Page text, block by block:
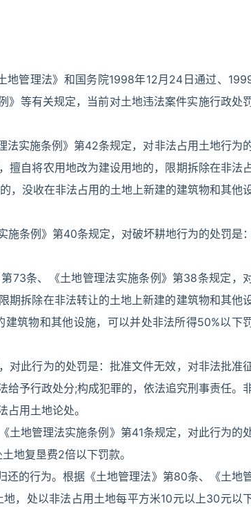
管理法》和国务院1998年12月24日通过、
》等有关规定，当前对土地违法案件实施行政处
法实施条例》第42条规定，对非法占用土地行为
擅自将农用地改为建设用地的，限期拆除在非法
，没收在非法占用的土地上新建的建筑物和其他
施条例》第40条规定，对破坏耕地行为的处罚是
73条、《土地管理法实施条例》第38条规定，
期拆除在非法转让的土地上新建的建筑物和其他
筑物和其他设施，可以并处非法所得50%以下
对此行为的处罚是：批准文件无效，对非法批准
给予行政处分;构成犯罪的，依法追究刑事责任。
用土地论处。
土地管理法实施条例》第41条规定，对此行为的
地复垦费2倍以下罚款。
还的行为。根据《土地管理法》第80条、《土地
，处以非法占用土地每平方米10元以上30元以